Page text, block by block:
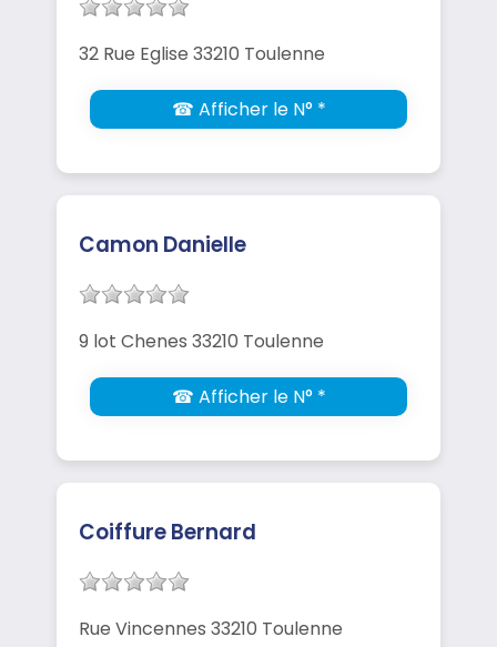
32 Rue Eglise 33210 Toulenne
☎ Afficher le N° *
Camon Danielle
9 lot Chenes 33210 Toulenne
☎ Afficher le N° *
Coiffure Bernard
Rue Vincennes 33210 Toulenne